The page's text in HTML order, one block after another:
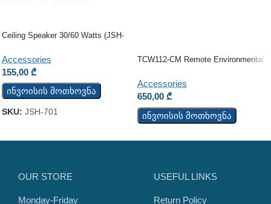
Ceiling Speaker 30/60 Watts (JSH-
Accessories
155,00 ₾
ინვოისის მოთხოვნა
SKU: JSH-701
TCW112-CM Remote Environmental
Accessories
650,00 ₾
ინვოისის მოთხოვნა
OUR STORE
Monday-Friday
USEFUL LINKS
Return Policy